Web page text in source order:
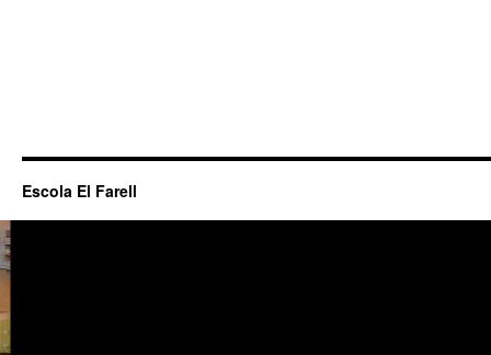
Escola El Farell